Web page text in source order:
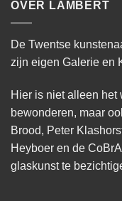
OVER LAMBERT
De Twentse
zijn eigen Galerie en
Hier is niet alleen het
bewonderen, maar
Brood, Peter
Heyboer en de
glaskunst te